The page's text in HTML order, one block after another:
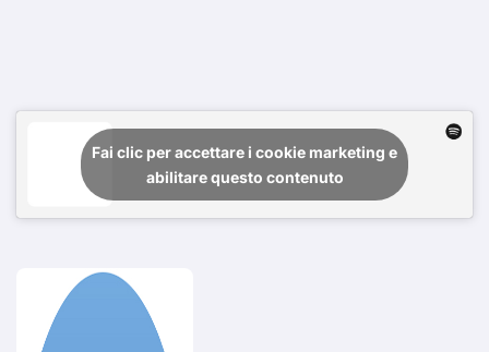
Fai clic per accettare i cookie marketing e
abilitare questo contenuto